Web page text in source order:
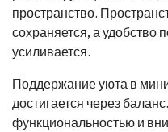
пространство.
сохраняется, а удобство
усиливается.
Поддержание уюта в
достигается через
функциональностью и